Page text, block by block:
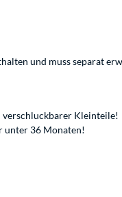
und muss separat
verschluckbarer Kleinteile!
unter 36 Monaten!